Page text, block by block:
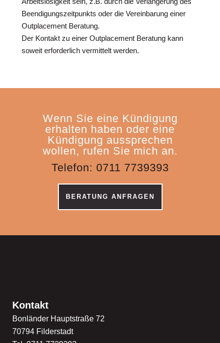
Beendigungszeitpunkts oder die Vereinbarung einer
Outplacement Beratung.
Der Kontakt zu einer Outplacement Beratung kann
soweit erforderlich vermittelt werden.
Wenn Sie eine Kündigung
erhalten haben oder eine
Kündigung aussprechen
wollen, rufen Sie mich an.
Telefon: 0711 7739393
BERATUNG ANFRAGEN
Kontakt
Bonländer Hauptstraße 72
70794 Filderstadt